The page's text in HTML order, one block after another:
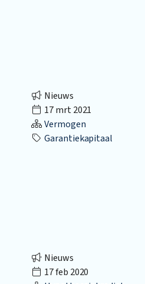
Nieuws
17 mrt 2021
Vermogen
Garantiekapitaal
Nieuws
17 feb 2020